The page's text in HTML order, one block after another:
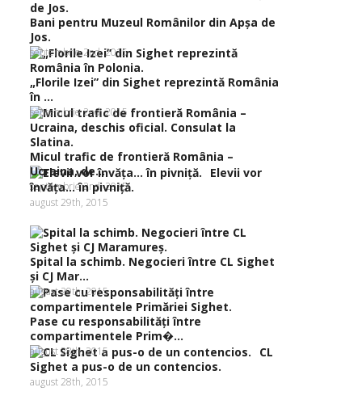
Bani pentru Muzeul Românilor din Apşa de
Jos.
septembrie 2nd, 2015
„Florile Izei” din Sighet reprezintă România
în ...
septembrie 2nd, 2015
Micul trafic de frontieră România –
Ucraina, de...
septembrie 2nd, 2015
Elevii vor
învăţa… în pivniţă.
august 29th, 2015
Spital la schimb. Negocieri între CL Sighet
şi CJ Mar...
august 29th, 2015
Pase cu responsabilităţi între
compartimentele Prim�...
august 28th, 2015
CL
Sighet a pus-o de un contencios.
august 28th, 2015